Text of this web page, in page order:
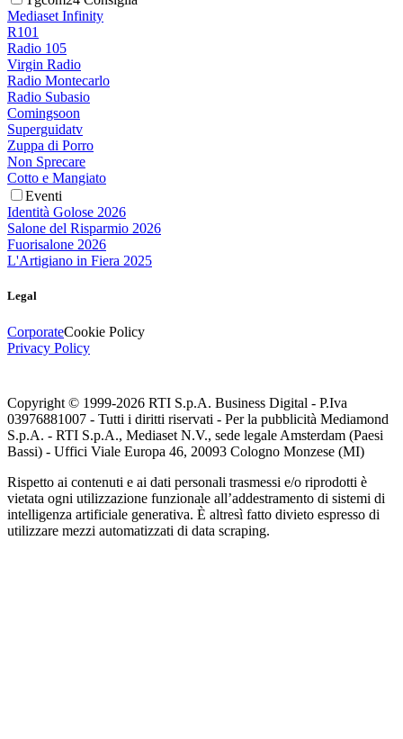
Mediaset Infinity
R101
Radio 105
Virgin Radio
Radio Montecarlo
Radio Subasio
Comingsoon
Superguidatv
Zuppa di Porro
Non Sprecare
Cotto e Mangiato
Eventi
Identità Golose 2026
Salone del Risparmio 2026
Fuorisalone 2026
L'Artigiano in Fiera 2025
Legal
CorporateCookie Policy
Privacy Policy
Copyright © 1999-2026 RTI S.p.A. Business Digital - P.Iva
03976881007 - Tutti i diritti riservati - Per la pubblicità Mediamond
S.p.A. - RTI S.p.A., Mediaset N.V., sede legale Amsterdam (Paesi
Bassi) - Uffici Viale Europa 46, 20093 Cologno Monzese (MI)
Rispetto ai contenuti e ai dati personali trasmessi e/o riprodotti è
vietata ogni utilizzazione funzionale all’addestramento di sistemi di
intelligenza artificiale generativa. È altresì fatto divieto espresso di
utilizzare mezzi automatizzati di data scraping.